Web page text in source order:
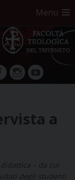
Menu
Instagram
YouTube
a
didattica – da cui
degli studenti